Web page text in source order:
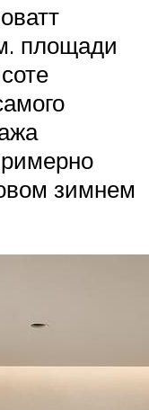
площади
зимнем